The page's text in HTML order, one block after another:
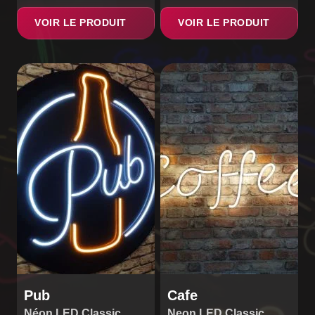
VOIR LE PRODUIT VOIR LE PRODUIT
Pub Cafe